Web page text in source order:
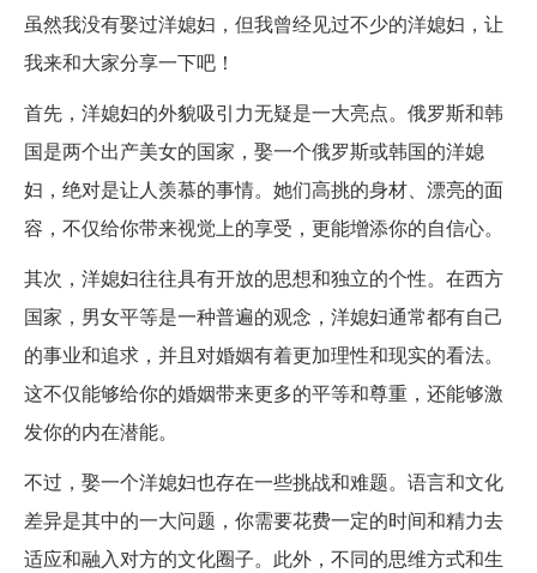
虽然我没有娶过洋媳妇，但我曾经见过不少的洋媳妇，让
我来和大家分享一下吧！
首先，洋媳妇的外貌吸引力无疑是一大亮点。俄罗斯和韩
国是两个出产美女的国家，娶一个俄罗斯或韩国的洋媳
妇，绝对是让人羡慕的事情。她们高挑的身材、漂亮的面
容，不仅给你带来视觉上的享受，更能增添你的自信心。
其次，洋媳妇往往具有开放的思想和独立的个性。在西方
国家，男女平等是一种普遍的观念，洋媳妇通常都有自己
的事业和追求，并且对婚姻有着更加理性和现实的看法。
这不仅能够给你的婚姻带来更多的平等和尊重，还能够激
发你的内在潜能。
不过，娶一个洋媳妇也存在一些挑战和难题。语言和文化
差异是其中的一大问题，你需要花费一定的时间和精力去
适应和融入对方的文化圈子。此外，不同的思维方式和生